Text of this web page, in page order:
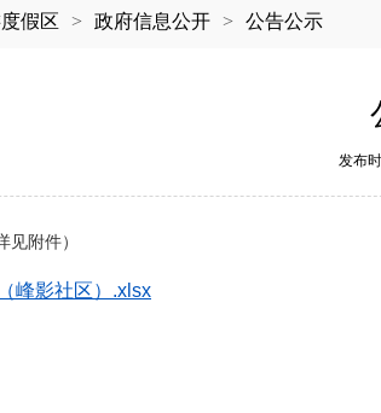
假区 > 政府信息公开 > 公告公示
发布
附件）
峰影社区）.xlsx